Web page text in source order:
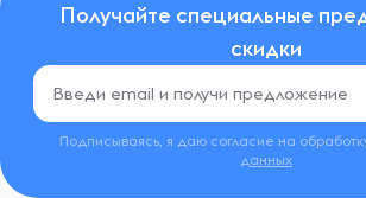
Получайте специальные
скидки
Подписываясь, я даю согласие на
данных